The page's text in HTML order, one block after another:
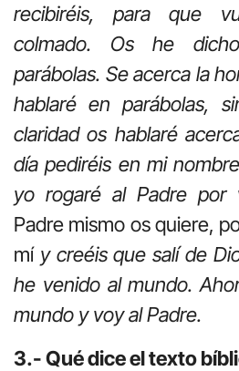
recibiréis, para que
colmado. Os he
parábolas. Se acerca la
hablaré en parábolas,
claridad os hablaré
día pediréis en mi
yo rogaré al Padre por
Padre mismo os quiere,
míy creéis que salí de
he venido al mundo.
mundo y voy al Padre.
3.- Qué dice el texto